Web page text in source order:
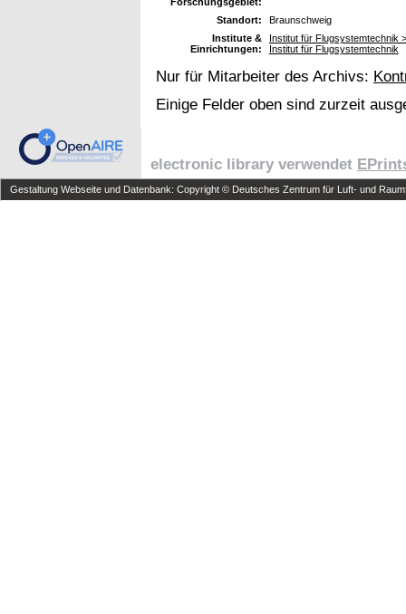
Standort:
Braunschweig
Institute &
Einrichtungen:
Institut für Flugsystemtechnik
Institut für Flugsystemtechnik
Nur für Mitarbeiter des Archivs:
Einige Felder oben sind zurzeit
electronic library verwendet
Gestaltung Webseite und Datenbank: Copyright © Deutsches Zentrum für Luft- und